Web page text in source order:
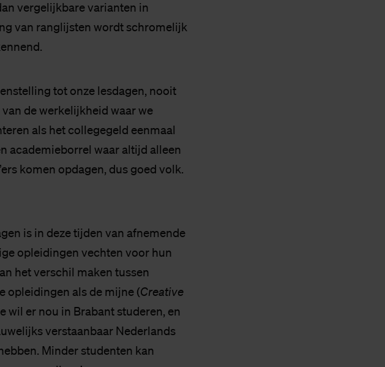
vergelijkbare varianten in
van ranglijsten wordt schromelijk
tot onze lesdagen, nooit
van de werkelijkheid waar we
als het collegegeld eenmaal
academieborrel waar altijd alleen
komen opdagen, dus goed volk.
is in deze tijden van afnemende
opleidingen vechten voor hun
het verschil maken tussen
opleidingen als de mijne (Creative
wil er nou in Brabant studeren, en
verstaanbaar Nederlands
Minder studenten kan